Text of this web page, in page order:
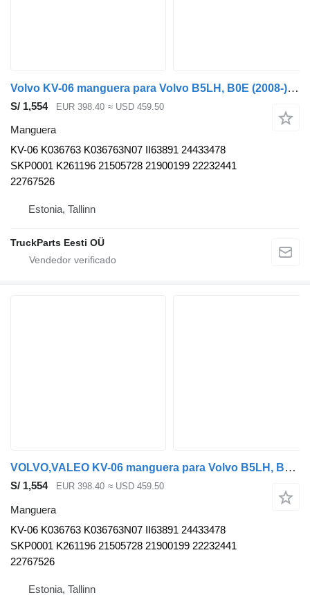
Volvo KV-06 manguera para Volvo B5LH, B0E (2008-) autobús
S/ 1,554 EUR 398.40 ≈ USD 459.50
Manguera
KV-06 K036763 K036763N07 II63891 24433478
SKP0001 K261196 21505728 21900199 22232441
22767526
Estonia, Tallinn
TruckParts Eesti OÜ
VOLVO,VALEO KV-06 manguera para Volvo B5LH, B0E (2008-) autobús
S/ 1,554 EUR 398.40 ≈ USD 459.50
Manguera
KV-06 K036763 K036763N07 II63891 24433478
SKP0001 K261196 21505728 21900199 22232441
22767526
Estonia, Tallinn